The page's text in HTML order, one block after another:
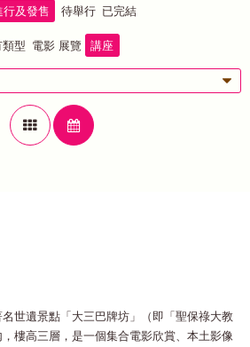
行及發售 待舉行 已完結
型 電影 展覽 講座
世遺景點「大三巴牌坊」（即「聖保祿大教
樓高三層，是一個集合電影欣賞、本土影像